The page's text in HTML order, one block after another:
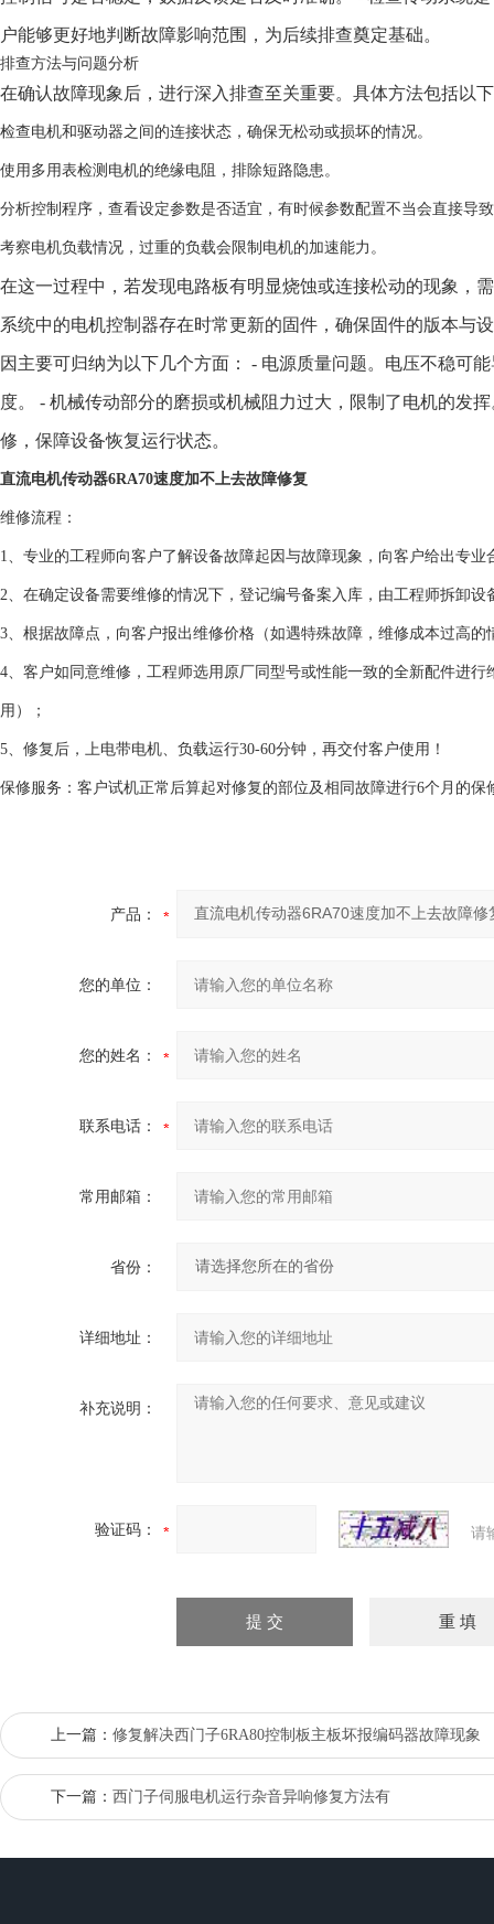
户能够更好地判断故障影响范围，为后续排查奠定基础。
排查方法与问题分析
在确认故障现象后，进行深入排查至关重要。具体方法包括以
检查电机和驱动器之间的连接状态，确保无松动或损坏的情况。
使用多用表检测电机的绝缘电阻，排除短路隐患。
分析控制程序，查看设定参数是否适宜，有时候参数配置不当会直接导
考察电机负载情况，过重的负载会限制电机的加速能力。
在这一过程中，若发现电路板有明显烧蚀或连接松动的现象，
系统中的电机控制器存在时常更新的固件，确保固件的版本与
因主要可归纳为以下几个方面： - 电源质量问题。电压不稳可
度。 - 机械传动部分的磨损或机械阻力过大，限制了电机的发
修，保障设备恢复运行状态。
直流电机传动器6RA70速度加不上去故障修复
维修流程：
1、专业的工程师向客户了解设备故障起因与故障现象，向客户给出专业
2、在确定设备需要维修的情况下，登记编号备案入库，由工程师拆卸设
3、根据故障点，向客户报出维修价格（如遇特殊故障，维修成本过高
4、客户如同意维修，工程师选用原厂同型号或性能一致的全新配件进
用）；
5、修复后，上电带电机、负载运行30-60分钟，再交付客户使用！
保修服务：客户试机正常后算起对修复的部位及相同故障进行6个月的保
产品：
您的单位：
您的姓名：
联系电话：
常用邮箱：
省份：
详细地址：
补充说明：
验证码： 请
上一篇： 修复解决西门子6RA80控制板主板坏报编码器故障现象
下一篇： 西门子伺服电机运行杂音异响修复方法有